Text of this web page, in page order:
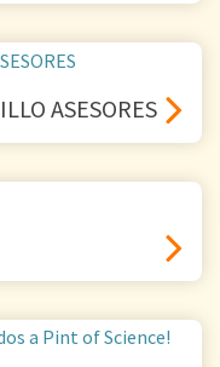
ASESORES